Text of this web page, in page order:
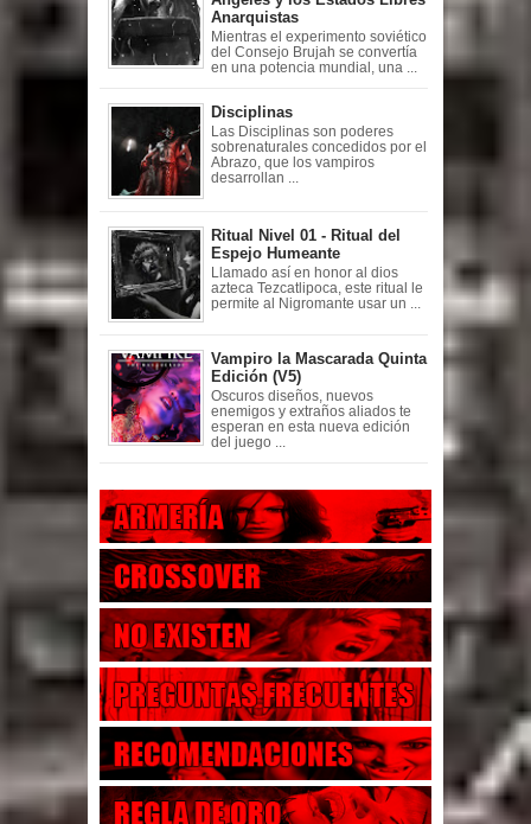
Anarquistas
Mientras el experimento soviético
del Consejo Brujah se convertía
en una potencia mundial, una ...
Disciplinas
Las Disciplinas son poderes
sobrenaturales concedidos por el
Abrazo, que los vampiros
desarrollan ...
Ritual Nivel 01 - Ritual del
Espejo Humeante
Llamado así en honor al dios
azteca Tezcatlipoca, este ritual le
permite al Nigromante usar un ...
Vampiro la Mascarada Quinta
Edición (V5)
Oscuros diseños, nuevos
enemigos y extraños aliados te
esperan en esta nueva edición
del juego ...